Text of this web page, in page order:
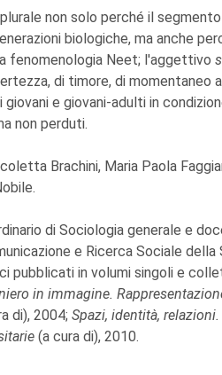
non solo perché il
biologiche, ma anche
fenomenologia Neet; l'aggettivo
di timore, di momentaneo
e giovani-adulti in
non perduti.
Brachini, Maria Paola
di Sociologia generale e
e Ricerca Sociale della
pubblicati in volumi singoli e
in immagine.
di), 2004; Spazi, identità,
(a cura di), 2010.